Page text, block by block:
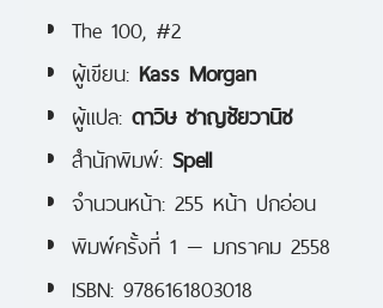
The 100, #2
ผู้เขียน: Kass Morgan
ผู้แปล: ดาวิษ ชาญชัยวานิช
สำนักพิมพ์: Spell
จำนวนหน้า: 255 หน้า ปกอ่อน
พิมพ์ครั้งที่ 1 — มกราคม 2558
ISBN: 9786161803018